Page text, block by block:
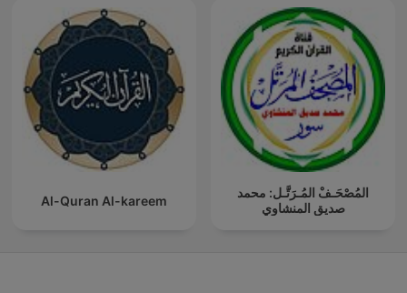
Al-Quran Al-kareem
المُصْحَـفْ المُـرَتَّـل: محمد
صديق المنشاوي